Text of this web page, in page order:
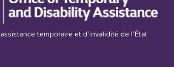
temporaire et d’invalidité de l’État